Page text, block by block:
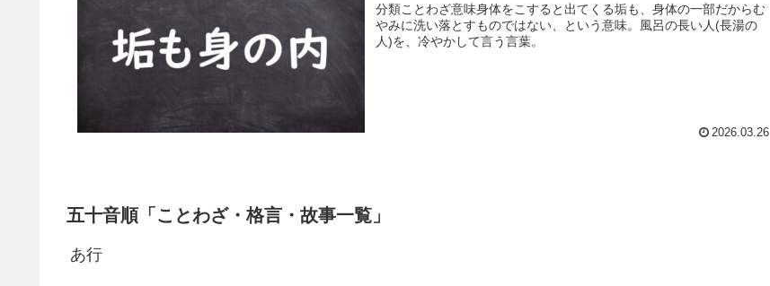
分類ことわざ意味身体をこすると出てくる垢も、身体の一部だからむ
やみに洗い落とすものではない、という意味。風呂の長い人(長湯の
人)を、冷やかして言う言葉。
2026.03.26
五十音順「ことわざ・格言・故事一覧」
あ行